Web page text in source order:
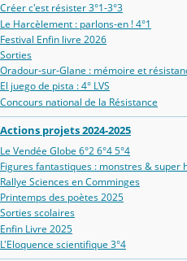
Créer c'est résister 3°1-3°3
Le Harcèlement : parlons-en ! 4°1
Festival Enfin livre 2026
Sorties
Oradour‑sur‑Glane : mémoire et
El juego de pista : 4° LVS
Concours national de la Résistance
Actions projets 2024-2025
Le Vendée Globe 6°2 6°4 5°4
Figures fantastiques : monstres & super
Rallye Sciences en Comminges
Printemps des poètes 2025
Sorties scolaires
Enfin Livre 2025
L'Eloquence scientifique 3°4